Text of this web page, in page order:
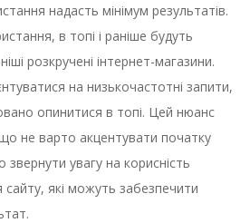
надасть мінімум результатів.
в топі і раніше будуть
розкручені інтернет-магазини.
на низькочастотні запити,
опинитися в топі. Цей нюанс
не варто акцентувати початку
увагу на корисність
які можуть забезпечити